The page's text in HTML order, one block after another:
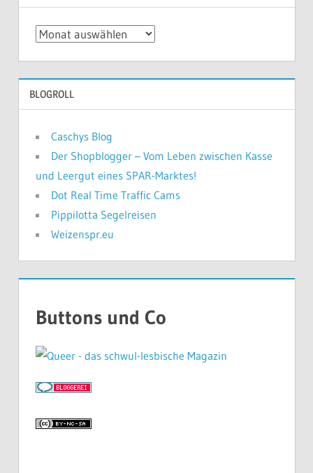
Was
BLOGROLL
Caschys Blog
Der Shopblogger – Vom Leben zwischen Kasse
und Leergut eines SPAR-Marktes!
Dot Real Time Traffic Cams
Pippilotta Segelreisen
Weizenspr.eu
Buttons und Co